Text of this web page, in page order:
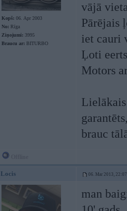
Kopš: 06. Apr 2003
No: Rīga
Ziņojumi: 3995
Braucu ar: BITURBO
vājā
Pārējais
iet cauri
Ļoti
Motors
brauc
Locis 06. Mar 2013, 22:07
man